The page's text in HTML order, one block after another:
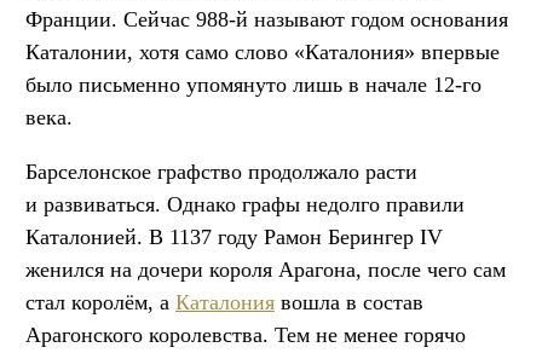
Франции. Сейчас 988-й называют годом основания
Каталонии, хотя само слово «Каталония» впервые
было письменно упомянуто лишь в начале 12-го
века.
Барселонское графство продолжало расти
и развиваться. Однако графы недолго правили
Каталонией. В 1137 году Рамон Берингер IV
женился на дочери короля Арагона, после чего сам
стал королём, а Каталония вошла в состав
Арагонского королевства. Тем не менее горячо